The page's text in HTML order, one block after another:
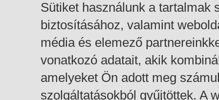
Sütiket használunk a tartalmak
biztosításához, valamint
média és elemező
vonatkozó adatait, akik
amelyeket Ön adott meg
szolgáltatásokból gyűjtöttek. A